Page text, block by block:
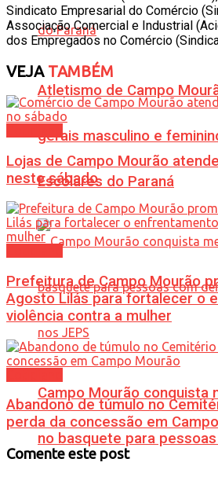
Atletismo de Campo
gerais masculino e
Escolares do Paraná
Campo Mourão conquista
no basquete para
Sindicato Empresarial do Comércio
Associação Comercial e Industrial
dos Empregados no Comércio
VEJATAMBÉM
Lojas de Campo Mourão
neste sábado
Prefeitura de Campo Mourão
Agosto Lilás para fortalecer o
violência contra a mulher
Abandono de túmulo no
perda da concessão em
Comente este post